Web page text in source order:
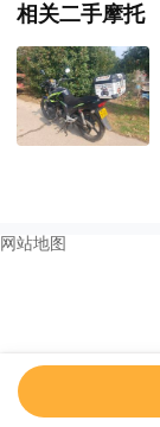
相关二手摩托
网站地图